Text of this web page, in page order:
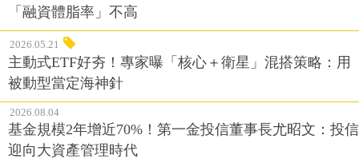
「融資體脂率」不高
2026.05.21
主動式ETF好夯！專家曝「核心＋衛星」混搭策略：用
被動型當定海神針
2026.08.04
基金規模2年增近70%！第一金投信董事長尤昭文：投信
迎向大資產管理時代